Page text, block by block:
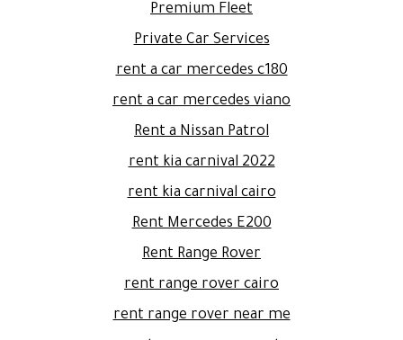
Premium Fleet
Private Car Services
rent a car mercedes c180
rent a car mercedes viano
Rent a Nissan Patrol
rent kia carnival 2022
rent kia carnival cairo
Rent Mercedes E200
Rent Range Rover
rent range rover cairo
rent range rover near me